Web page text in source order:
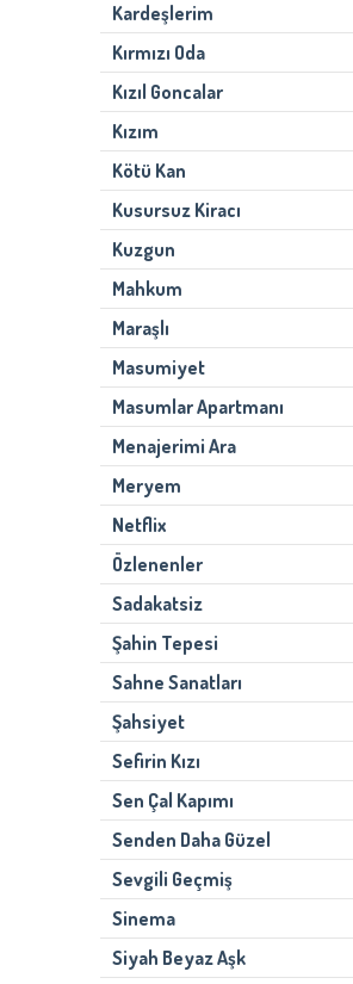
Kardeşlerim
Kırmızı Oda
Kızıl Goncalar
Kızım
Kötü Kan
Kusursuz Kiracı
Kuzgun
Mahkum
Maraşlı
Masumiyet
Masumlar Apartmanı
Menajerimi Ara
Meryem
Netflix
Özlenenler
Sadakatsiz
Şahin Tepesi
Sahne Sanatları
Şahsiyet
Sefirin Kızı
Sen Çal Kapımı
Senden Daha Güzel
Sevgili Geçmiş
Sinema
Siyah Beyaz Aşk